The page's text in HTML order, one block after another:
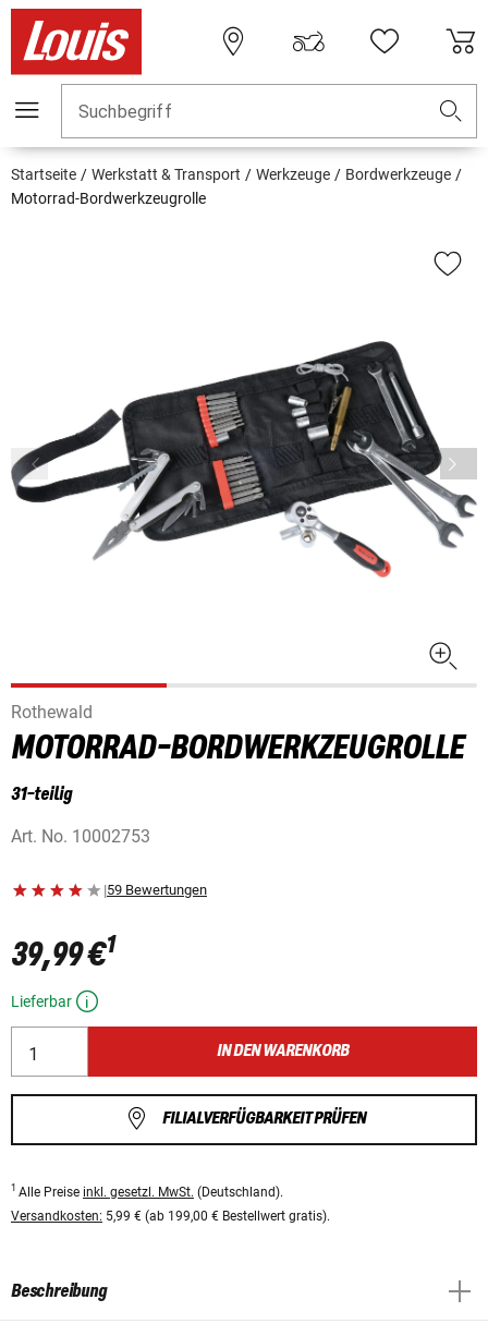
Suchbegriff
Startseite Werkstatt & Transport Werkzeuge
Bordwerkzeuge
Motorrad-Bordwerkzeugrolle
Rothewald
MOTORRAD-BORDWERKZEUGROLLE
31-teilig
Art. No. 10002753
|59 Bewertungen
39,99 €1
Lieferbar
IN DEN WARENKORB
FILIALVERFÜGBARKEIT PRÜFEN
1 Alle Preise inkl. gesetzl. MwSt. (Deutschland).
Versandkosten: 5,99 € (ab 199,00 € Bestellwert gratis).
Beschreibung